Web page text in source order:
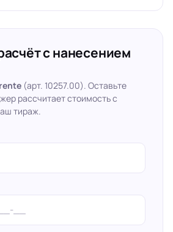
с нанесением
(арт. 10257.00). Оставьте
рассчитает стоимость с
тираж.